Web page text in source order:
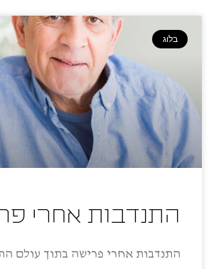
בלוג
התנדבות אחרי
התנדבות אחרי פרישה בתוך עולם